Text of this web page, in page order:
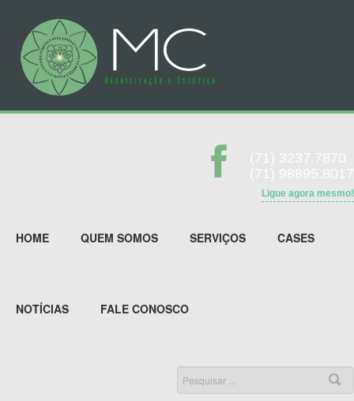
Ligue agora mesmo!
HOME QUEM SOMOS SERVIÇOS CASES
NOTÍCIAS FALE CONOSCO